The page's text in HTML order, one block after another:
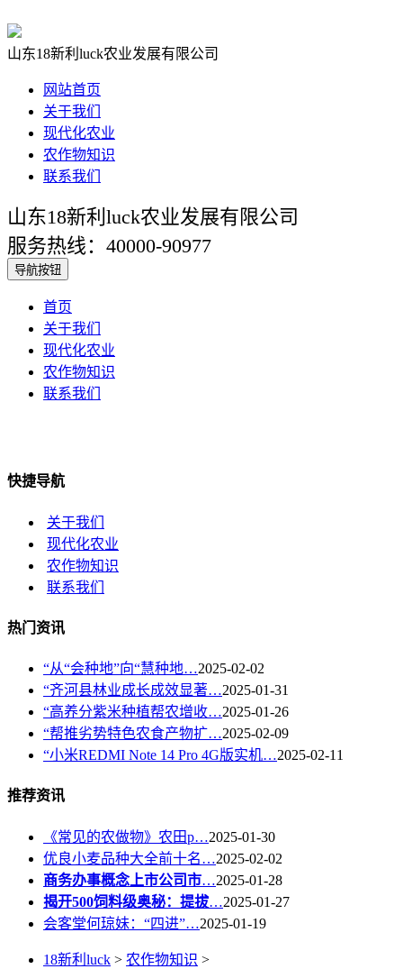
山东18新利luck农业发展有限公司
网站首页
关于我们
现代化农业
农作物知识
联系我们
山东18新利luck农业发展有限公司
服务热线：40000-90977
导航按钮
首页
关于我们
现代化农业
农作物知识
联系我们
快捷导航
关于我们
现代化农业
农作物知识
联系我们
热门资讯
“从“会种地”向“慧种地…2025-02-02
“齐河县林业成长成效显著…2025-01-31
“高养分紫米种植帮农增收…2025-01-26
“帮推劣势特色农食产物扩…2025-02-09
“小米REDMI Note 14 Pro 4G版实机…2025-02-11
推荐资讯
《常见的农做物》农田p…2025-01-30
优良小麦品种大全前十名…2025-02-02
商务办事概念上市公司市…2025-01-28
揭开500饲料级奥秘：提拔…2025-01-27
会客堂何琼妹：“四进”…2025-01-19
18新利luck > 农作物知识 >